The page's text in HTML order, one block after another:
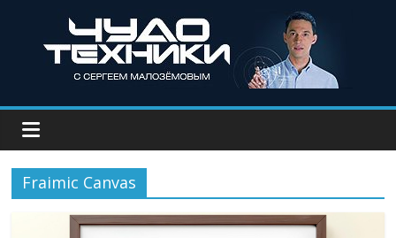
Fraimic Canvas